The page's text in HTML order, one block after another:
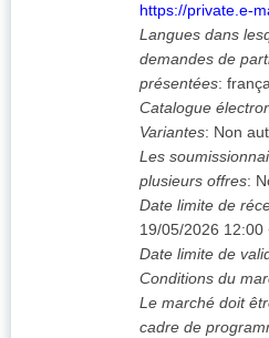
https://private.e-
Langues dans
demandes de
présentées:
Catalogue
Variantes: Non
Les
plusieurs offres:
Date limite de
19/05/2026 12:00
Date limite de
Conditions du
Le marché doit
cadre de